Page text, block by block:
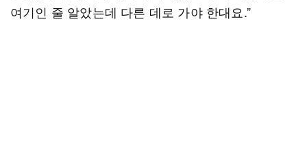
여기인 줄 알았는데 다른 데로 가야 한대요.”